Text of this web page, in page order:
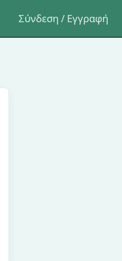
Σύνδεση / Εγγραφή